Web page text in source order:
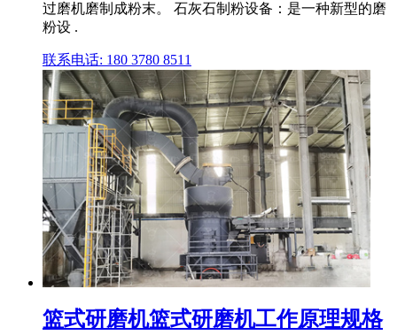
过磨机磨制成粉末。 石灰石制粉设备：是一种新型的磨
粉设 .
联系电话: 180 3780 8511
篮式研磨机篮式研磨机工作原理规格